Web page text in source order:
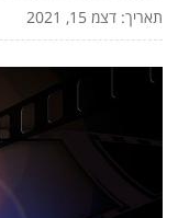
תאריך: דצמ 15, 2021